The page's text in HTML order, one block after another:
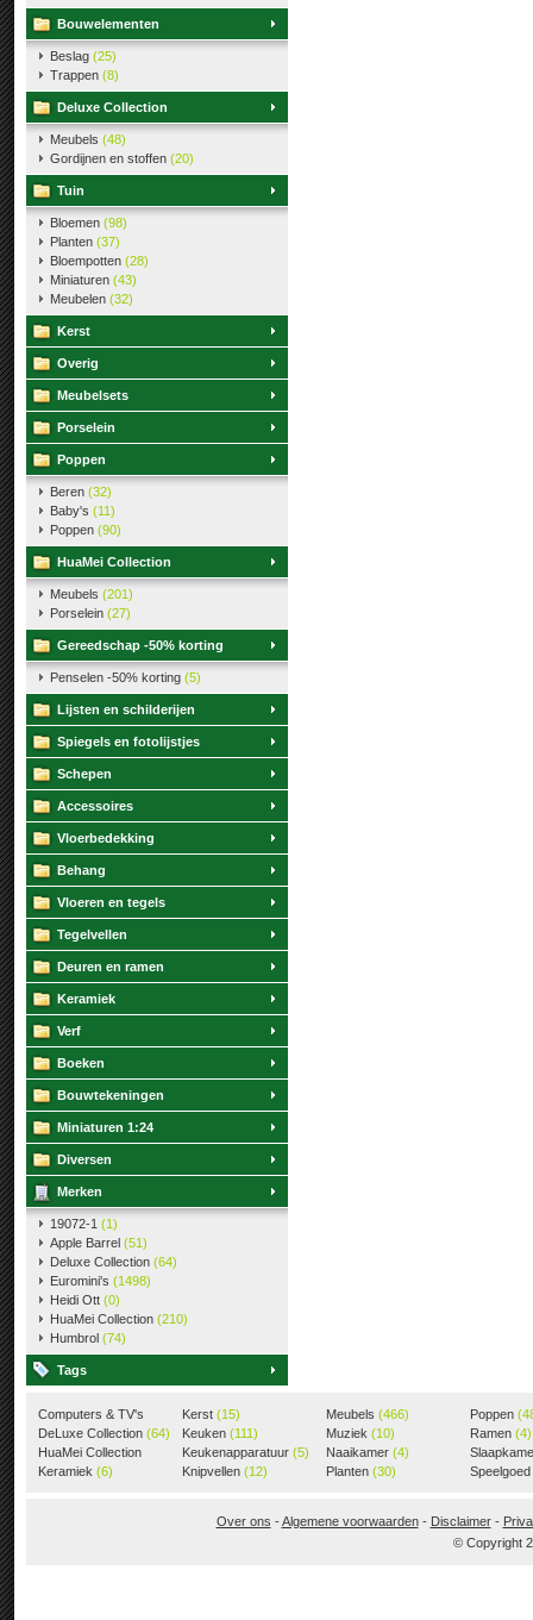
Bouwelementen
Beslag (25)
Trappen (8)
Deluxe Collection
Meubels (48)
Gordijnen en stoffen (20)
Tuin
Bloemen (98)
Planten (37)
Bloempotten (28)
Miniaturen (43)
Meubelen (32)
Kerst
Overig
Meubelsets
Porselein
Poppen
Beren (32)
Baby's (11)
Poppen (90)
HuaMei Collection
Meubels (201)
Porselein (27)
Gereedschap -50% korting
Penselen -50% korting (5)
Lijsten en schilderijen
Spiegels en fotolijstjes
Schepen
Accessoires
Vloerbedekking
Behang
Vloeren en tegels
Tegelvellen
Deuren en ramen
Keramiek
Verf
Boeken
Bouwtekeningen
Miniaturen 1:24
Diversen
Merken
19072-1 (1)
Apple Barrel (51)
Deluxe Collection (64)
Euromini's (1498)
Heidi Ott (0)
HuaMei Collection (210)
Humbrol (74)
Tags
Computers & TV's
(18)
DeLuxe Collection (64)
HuaMei Collection
(205)
Keramiek (6)
Kerst (15)
Keuken (111)
Keukenapparatuur (5)
Knipvellen (12)
Meubels (466)
Muziek (10)
Naaikamer (4)
Planten (30)
Poppen
Ramen (4)
Speelgoed
Over ons -Algemene voorwaarden- Disclaimer-
© Copyright